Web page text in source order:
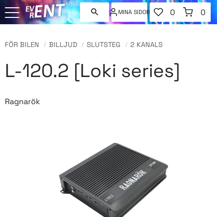
MINA SIDOR
FAVORITER
ANTAL
0
KUNDVAGN
0
FÖR BILEN BILLJUD SLUTSTEG 2 KANALS
L-120.2 [Loki series]
Ragnarök